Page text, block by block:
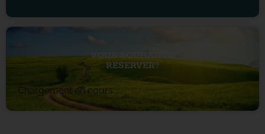
VOUS SOUHAITEZ
RÉSERVER?
Chargement en cours...